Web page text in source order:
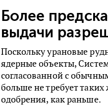
Более
выдачи
Поскольку урановые
ядерные объекты,
согласованной с
больше не требует
одобрения, как раньше.